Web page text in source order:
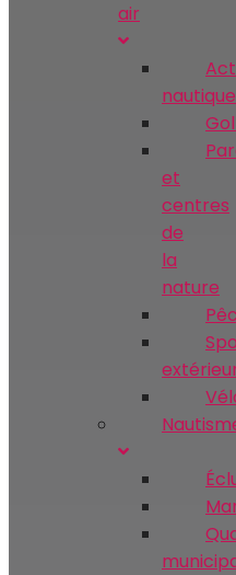
air
et
centres
de
la
nature